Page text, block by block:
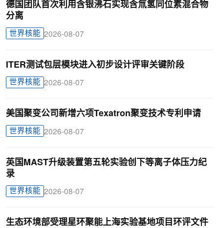
德国团队首次利用含银沸石实现含氚氢同位素混合物
分离
世界核能 2026-08-07
ITER测试包层模块进入初步设计评审关键阶段
世界核能 2026-08-07
美国聚变公司新增六项Texatron聚变技术专利申请
世界核能 2026-08-07
英国MAST升级装置第五轮实验创下等离子体压力纪
录
世界核能 2026-08-07
生态环境部受理星环聚能上海实验基地项目环评文件